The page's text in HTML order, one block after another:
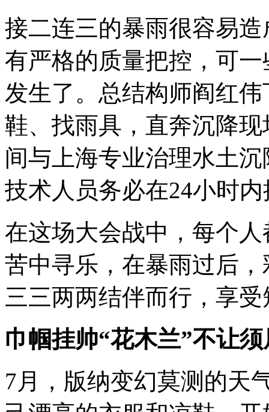
接二连三的暴雨很容易
有严格的质量把控，可
发生了。总结构师阎红
鞋、找雨具，直奔沉降
间与上海专业治理水土
技术人员务必在24小时
在这场大会战中，每个
苦中寻乐，在暴雨过后
三三两两结伴而行，享
巾帼挂帅“花木兰”不让须
7月，版纳变幻莫测的天